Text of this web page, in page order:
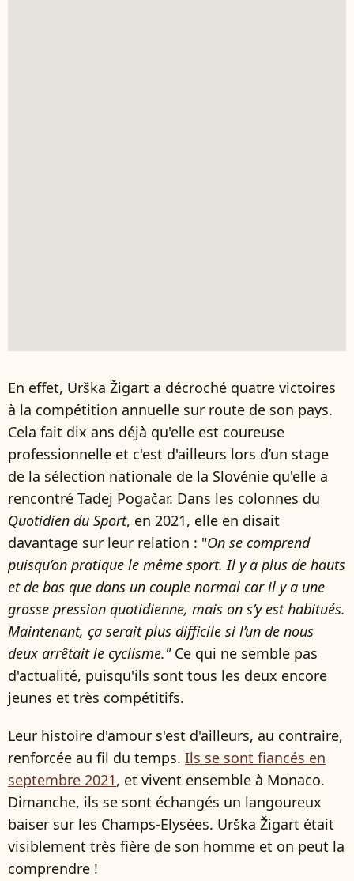
En effet, Urška Žigart a décroché quatre victoires
à la compétition annuelle sur route de son pays.
Cela fait dix ans déjà qu'elle est coureuse
professionnelle et c'est d'ailleurs lors d’un stage
de la sélection nationale de la Slovénie qu'elle a
rencontré Tadej Pogačar. Dans les colonnes du
Quotidien du Sport, en 2021, elle en disait
davantage sur leur relation : "On se comprend
puisqu’on pratique le même sport. Il y a plus de hauts
et de bas que dans un couple normal car il y a une
grosse pression quotidienne, mais on s’y est habitués.
Maintenant, ça serait plus difficile si l’un de nous
deux arrêtait le cyclisme." Ce qui ne semble pas
d'actualité, puisqu'ils sont tous les deux encore
jeunes et très compétitifs.
Leur histoire d'amour s'est d'ailleurs, au contraire,
renforcée au fil du temps. Ils se sont fiancés en
septembre 2021, et vivent ensemble à Monaco.
Dimanche, ils se sont échangés un langoureux
baiser sur les Champs-Elysées. Urška Žigart était
visiblement très fière de son homme et on peut la
comprendre !